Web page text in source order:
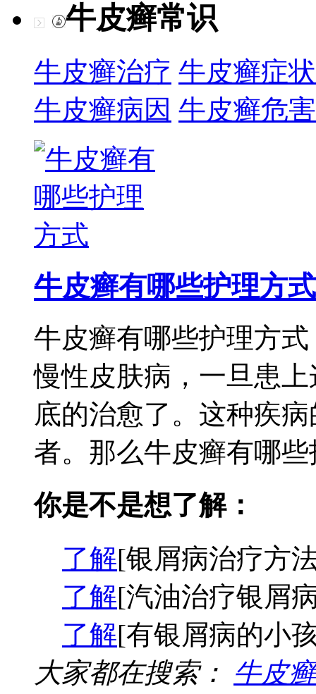
牛皮癣常识
牛皮癣治疗 牛皮癣症状
牛皮癣病因 牛皮癣危害
牛皮癣有哪些护理方式
牛皮癣有哪些护理方
慢性皮肤病，一旦患
底的治愈了。这种疾
者。那么牛皮癣有哪
你是不是想了解：
了解[银屑病治疗方
了解[汽油治疗银屑
了解[有银屑病的小
大家都在搜索： 牛皮